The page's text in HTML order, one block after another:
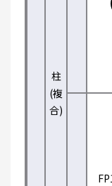
柱
(複
合)